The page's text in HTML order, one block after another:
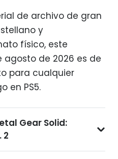
de archivo de gran
y
físico, este
agosto de 2026 es de
para cualquier
en PS5.
Gear Solid:
2